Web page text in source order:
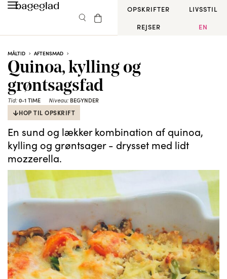
OPSKRIFTER
LIVSSTIL
REJSER
EN
MÅLTID AFTENSMAD
Quinoa, kylling og
grøntsagsfad
Tid: 0-1 TIME Niveau: BEGYNDER
HOP TIL OPSKRIFT
En sund og lækker kombination af quinoa,
kylling og grøntsager - drysset med lidt
mozzerella.